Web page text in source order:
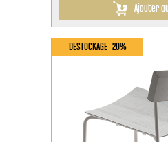
Ajouter
DESTOCKAGE -20%